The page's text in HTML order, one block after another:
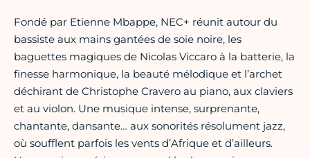
Fondé par Etienne Mbappe, NEC+ réunit autour du
bassiste aux mains gantées de soie noire, les
baguettes magiques de Nicolas Viccaro à la batterie, la
finesse harmonique, la beauté mélodique et l’archet
déchirant de Christophe Cravero au piano, aux claviers
et au violon. Une musique intense, surprenante,
chantante, dansante… aux sonorités résolument jazz,
où soufflent parfois les vents d’Afrique et d’ailleurs.